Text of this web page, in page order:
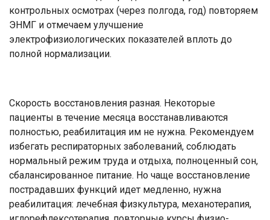
контрольных осмотрах (через полгода, год) повторяем
ЭНМГ и отмечаем улучшение
электрофизиологических показателей вплоть до
полной нормализации.
Скорость восстановления разная. Некоторые
пациенты в течение месяца восстанавливаются
полностью, реабилитация им не нужна. Рекомендуем
избегать респираторных заболеваний, соблюдать
нормальный режим труда и отдыха, полноценный сон,
сбалансированное питание. Но чаще восстановление
пострадавших функций идет медленно, нужна
реабилитация: лечебная физкультура, механотерапия,